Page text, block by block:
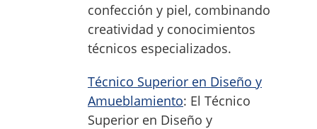
confección y piel, combinando
creatividad y conocimientos
técnicos especializados.
Técnico Superior en Diseño y
Amueblamiento: El Técnico
Superior en Diseño y